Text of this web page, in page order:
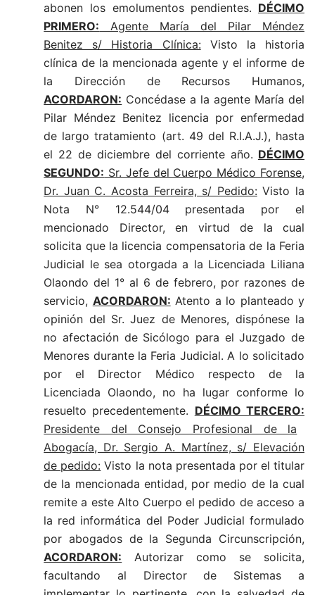
abonen los emolumentos pendientes. DÉCIMO
PRIMERO: Agente María del Pilar Méndez
Benitez s/ Historia Clínica:Visto la historia
clínica de la mencionada agente y el informe de
la Dirección de Recursos Humanos,
ACORDARON: Concédase a la agente María del
Pilar Méndez Benitez licencia por enfermedad
de largo tratamiento (art. 49 del R.I.A.J.), hasta
el 22 de diciembre del corriente año. DÉCIMO
SEGUNDO: Sr. Jefe del Cuerpo Médico Forense,
Dr. Juan C. Acosta Ferreira, s/ Pedido:Visto la
Nota N° 12.544/04 presentada por el
mencionado Director, en virtud de la cual
solicita que la licencia compensatoria de la Feria
Judicial le sea otorgada a la Licenciada Liliana
Olaondo del 1° al 6 de febrero, por razones de
servicio, ACORDARON: Atento a lo planteado y
opinión del Sr. Juez de Menores, dispónese la
no afectación de Sicólogo para el Juzgado de
Menores durante la Feria Judicial. A lo solicitado
por el Director Médico respecto de la
Licenciada Olaondo, no ha lugar conforme lo
resuelto precedentemente. DÉCIMO TERCERO:
Presidente del Consejo Profesional de la
Abogacía, Dr. Sergio A. Martínez, s/ Elevación
de pedido: Visto la nota presentada por el titular
de la mencionada entidad, por medio de la cual
remite a este Alto Cuerpo el pedido de acceso a
la red informática del Poder Judicial formulado
por abogados de la Segunda Circunscripción,
ACORDARON: Autorizar como se solicita,
facultando al Director de Sistemas a